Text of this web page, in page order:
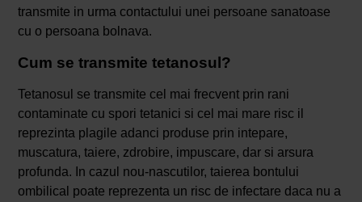
transmite in urma contactului unei persoane sanatoase
cu o persoana bolnava.
Cum se transmite tetanosul?
Tetanosul se transmite cel mai frecvent prin rani
contaminate cu spori tetanici si cel mai mare risc il
reprezinta plagile adanci produse prin intepare,
muscatura, taiere, zdrobire, impuscare, dar si arsura
profunda. In cazul nou-nascutilor, taierea bontului
ombilical poate reprezenta un risc de infectare daca nu a